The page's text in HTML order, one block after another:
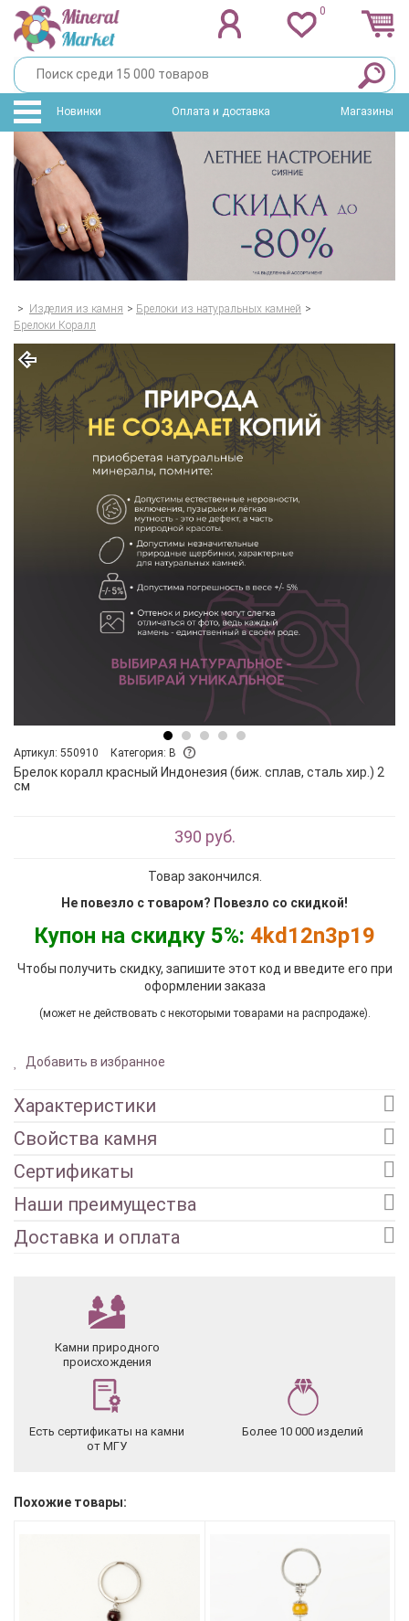
0
Новинки Оплата и доставка Магазины
> Изделия из камня > Брелоки из натуральных камней >
Брелоки Коралл
Артикул: 550910 Категория: B
Брелок коралл красный Индонезия (биж. сплав, сталь хир.) 2
см
390 руб.
Товар закончился.
Не повезло с товаром? Повезло со скидкой!
Купон на скидку 5%: 4kd12n3p19
Чтобы получить скидку, запишите этот код и введите его при
оформлении заказа
(может не действовать с некоторыми товарами на распродаже).
Добавить в избранное
Характеристики
Свойства камня
Сертификаты
Наши преимущества
Доставка и оплата
Камни природного
происхождения
Есть сертификаты на камни
от МГУ
Более 10 000 изделий
Похожие товары: